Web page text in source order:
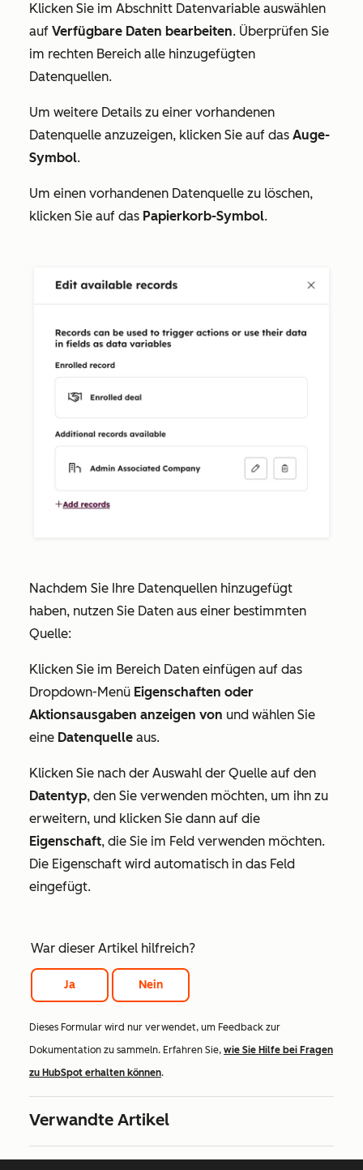
Klicken Sie im Abschnitt Datenvariable auswählen
auf Verfügbare Daten bearbeiten. Überprüfen Sie
im rechten Bereich alle hinzugefügten
Datenquellen.
Um weitere Details zu einer vorhandenen
Datenquelle anzuzeigen, klicken Sie auf das Auge-
Symbol.
Um einen vorhandenen Datenquelle zu löschen,
klicken Sie auf das Papierkorb-Symbol.
Nachdem Sie Ihre Datenquellen hinzugefügt
haben, nutzen Sie Daten aus einer bestimmten
Quelle:
Klicken Sie im Bereich Daten einfügen auf das
Dropdown-Menü Eigenschaften oder
Aktionsausgaben anzeigen von und wählen Sie
eine Datenquelle aus.
Klicken Sie nach der Auswahl der Quelle auf den
Datentyp, den Sie verwenden möchten, um ihn zu
erweitern, und klicken Sie dann auf die
Eigenschaft, die Sie im Feld verwenden möchten.
Die Eigenschaft wird automatisch in das Feld
eingefügt.
War dieser Artikel hilfreich?
Ja Nein
Dieses Formular wird nur verwendet, um Feedback zur
Dokumentation zu sammeln. Erfahren Sie, wie Sie Hilfe bei Fragen
zu HubSpot erhalten können.
Verwandte Artikel